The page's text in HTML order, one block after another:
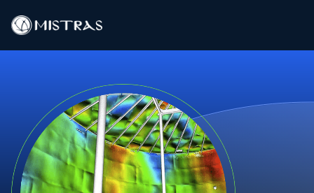
Serviços de Campo
Serviços em laboratório
Produtos